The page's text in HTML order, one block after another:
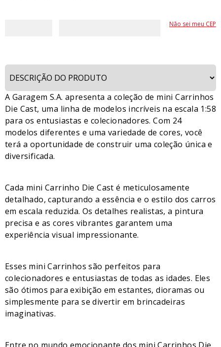
Não sei meu CEP
A Garagem S.A. apresenta a coleção de mini Carrinhos
Die Cast, uma linha de modelos incríveis na escala 1:58
para os entusiastas e colecionadores. Com 24
modelos diferentes e uma variedade de cores, você
terá a oportunidade de construir uma coleção única e
diversificada.
Cada mini Carrinho Die Cast é meticulosamente
detalhado, capturando a essência e o estilo dos carros
em escala reduzida. Os detalhes realistas, a pintura
precisa e as cores vibrantes garantem uma
experiência visual impressionante.
Esses mini Carrinhos são perfeitos para
colecionadores e entusiastas de todas as idades. Eles
são ótimos para exibição em estantes, dioramas ou
simplesmente para se divertir em brincadeiras
imaginativas.